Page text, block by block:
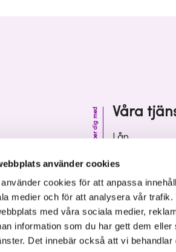
använder cookies
cookies för att anpassa
medier och för att analysera vår
med våra sociala medier,
information som du har gett dem
Det innebär också att vi
Våra
Vi hjälper dig med
Lån
Kunskap och